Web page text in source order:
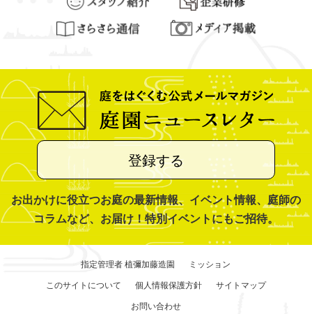
登録する
お出かけに役立つお庭の最新情報、イベント情報、庭師の
コラムなど、お届け！特別イベントにもご招待。
指定管理者 植彌加藤造園
ミッション
このサイトについて
個人情報保護方針
サイトマップ
お問い合わせ